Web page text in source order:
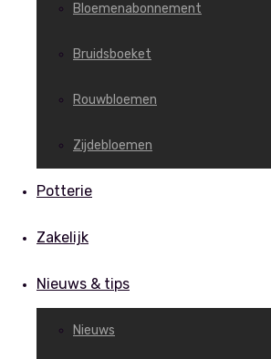
Bloemenabonnement
Bruidsboeket
Rouwbloemen
Zijdebloemen
Potterie
Zakelijk
Nieuws & tips
Nieuws